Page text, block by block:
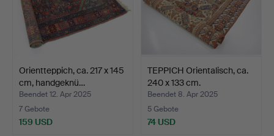
Orientteppich, ca. 217 x 145
cm, handgeknü…
Beendet 12. Apr 2025
7 Gebote
159 USD
TEPPICH Orientalisch, ca.
240 x 133 cm.
Beendet 8. Apr 2025
5 Gebote
74 USD